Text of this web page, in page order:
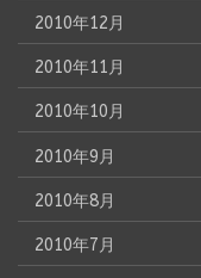
2010年12月
2010年11月
2010年10月
2010年9月
2010年8月
2010年7月